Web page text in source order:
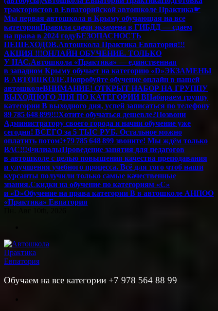
трактористов в Евпаторийской автошколе Практика☛
Мы первая автошкола в Крыму обучающая на все
категорииПравила сдачи экзамена в ГИБДД — сдаем
на права в 2024 годуБЕЗОПАСНОСТЬ
ПЕШЕХОДОВ.Автошкола Практика Евпатория!!!
АКЦИЯ !!!ОНЛАЙН ОБУЧЕНИЕ. ТОЛЬКО
У НАС.Автошкола «Практика» — единственная
в западном Крыму обучает на категорию «D»ЭКЗАМЕНЫ
В АВТОШКОЛЕ.Попробуйте обучение онлайн в нашей
автошколеВНИМАНИЕ! ОТКРЫТ НАБОР НА ГРУППУ
ВЫХОДНОГО ДНЯ ПО КАТЕГОРИИ ВНабираем группу
категории В выходного дня, успей записаться по телефону
89 785 648 899!!!Хотите обучаться дешевле?Позвони
Администратору своего города и начни обучение уже
сегодня! ВСЕГО за 5 ТЫС РУБ. Остальное можно
оплатить потом!+79 785 648 899 звоните! Мы ждём только
ВАС!!!ФилиалыПроведение занятия для педагогов
в автошколе с целью повышения качества преподавания
и улучшения учебного процесса. Всё для того чтоб наши
курсанты получили только самые качественные
знания.Скидки на обучение по категориям «С»
и «D»Обучение на права категории B в автошколе АНПОО
«Практика» Евпатория
Обучаем на все категории +7 978 564 88 99